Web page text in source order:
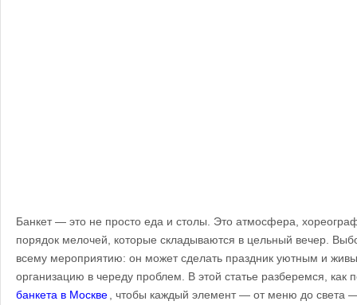
Банкет — это не просто еда и столы. Это атмосфера,
порядок мелочей, которые складываются в цельный вечер.
всему мероприятию: он может сделать праздник уютным и
организацию в череду проблем. В этой статье разберемся, как
банкета в Москве
, чтобы каждый элемент — от меню до света